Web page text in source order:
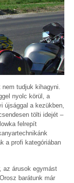
nem tudjuk kihagyni.
nyolc körül, a
újsággal a kezükben,
tölti idejét –
felrepít
a profi kategóriában
az árusok egymást
barátunk már